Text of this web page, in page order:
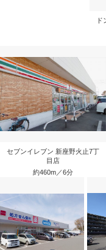
セブンイレブン 新座野火止7丁
目店
約460m／6分